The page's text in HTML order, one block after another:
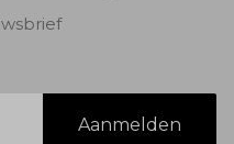
Aanmelden